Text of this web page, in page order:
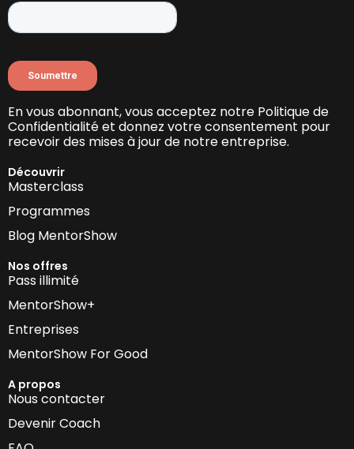
En vous abonnant, vous acceptez notre Politique de
Confidentialité et donnez votre consentement pour
recevoir des mises à jour de notre entreprise.
Découvrir
Masterclass
Programmes
Blog MentorShow
Nos offres
Pass illimité
MentorShow+
Entreprises
MentorShow For Good
A propos
Nous contacter
Devenir Coach